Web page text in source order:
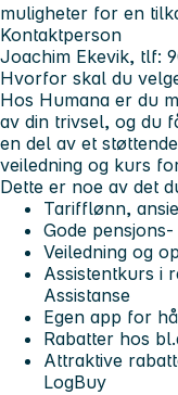
muligheter for en
Kontaktperson
Joachim Ekevik, tlf:
Hvorfor skal du
Hos Humana er du
av din trivsel, og du
en del av et støttende
veiledning og kurs
Dette er noe av det
Tarifflønn,
Gode
Veiledning og
Assistentkurs i
Assistanse
Egen app for
Rabatter hos
Attraktive
LogBuy